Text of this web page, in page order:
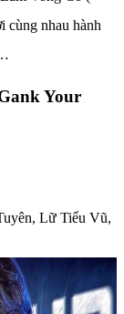
cùng nhau hành
Your
Lữ Tiểu Vũ,